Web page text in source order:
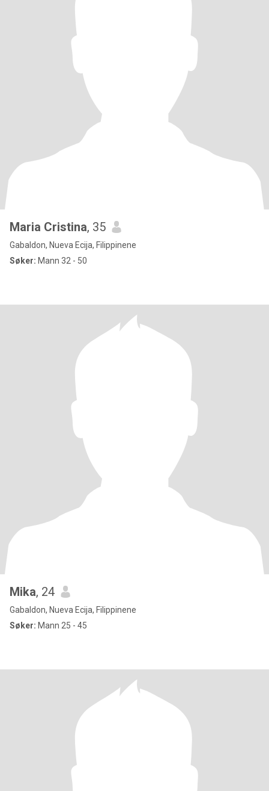
Maria Cristina, 35
Gabaldon, Nueva Ecija, Filippinene
Søker: Mann 32 - 50
Mika, 24
Gabaldon, Nueva Ecija, Filippinene
Søker: Mann 25 - 45